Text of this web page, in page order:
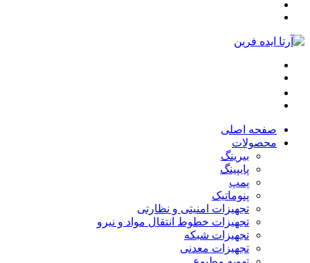
صفحه اصلی
محصولات
بیرینگ
پایپینگ
پمپ
پنوماتیک
تجهیزات امنیتی و نظارتی
تجهیزات خطوط انتقال مواد و نیرو
تجهیزات شبکه
تجهیزات معدنی